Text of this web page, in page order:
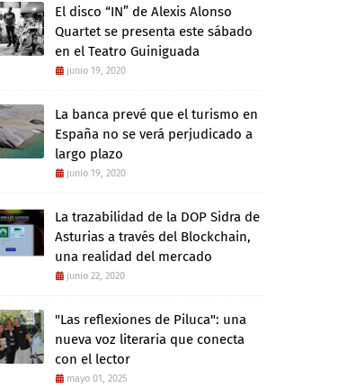
El disco “IN” de Alexis Alonso
Quartet se presenta este sábado
en el Teatro Guiniguada
junio 19, 2020
La banca prevé que el turismo en
España no se verá perjudicado a
largo plazo
junio 19, 2020
La trazabilidad de la DOP Sidra de
Asturias a través del Blockchain,
una realidad del mercado
junio 22, 2020
"Las reflexiones de Piluca": una
nueva voz literaria que conecta
con el lector
mayo 01, 2025